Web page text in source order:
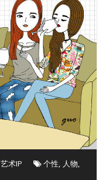
艺术IP 个性, 人物,